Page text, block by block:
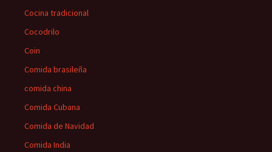
Cocina tradicional
Cocodrilo
Coin
Comida brasileña
comida china
Comida Cubana
Comida de Navidad
Comida India